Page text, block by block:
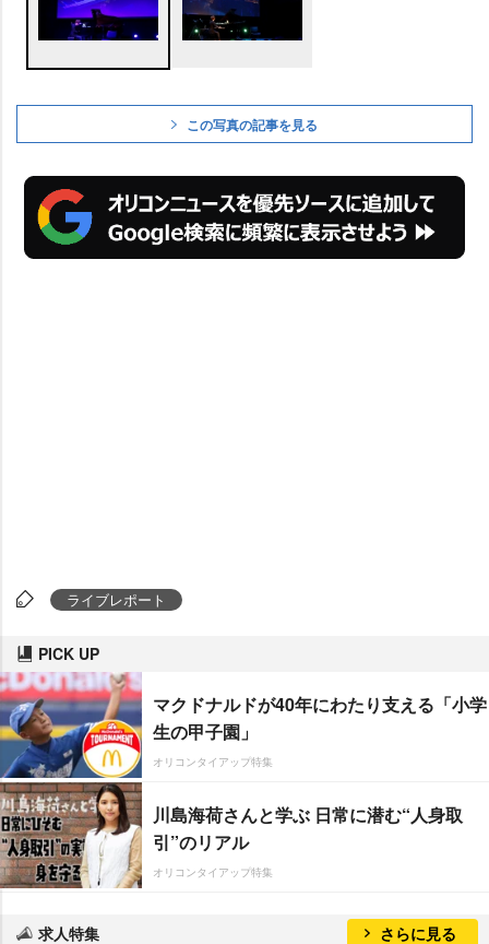
この写真の記事を見る
ライブレポート
PICK UP
マクドナルドが40年にわたり支える「小学
生の甲子園」
オリコンタイアップ特集
川島海荷さんと学ぶ 日常に潜む“人身取
引”のリアル
オリコンタイアップ特集
求人特集 さらに見る